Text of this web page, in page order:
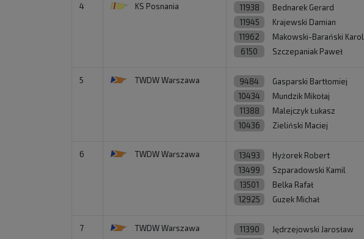
4 KS Posnania 11938 Bednarek Gerard
11945
Krajewski Damian
11962
Makowski-Barański Karol
6150
Szczepaniak Paweł
5 TWDW Warszawa 9484 Gasparski Bartłomiej
10434
Mundzik Mikołaj
11388
Malejczyk Łukasz
10436
Zieliński Maciej
6 TWDW Warszawa 13493 Hyżorek Robert
13499
Szparadowski Kamil
13501
Belka Rafał
12925
Guzek Michał
7 TWDW Warszawa 11390 Jędrzejowski Jarosław